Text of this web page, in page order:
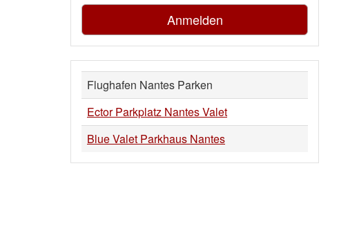
Anmelden
Flughafen Nantes Parken
Ector Parkplatz Nantes Valet
Blue Valet Parkhaus Nantes